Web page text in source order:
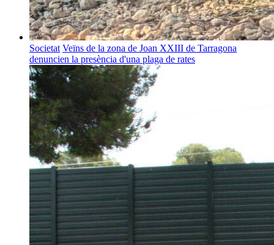
Societat Veïns de la zona de Joan XXIII de Tarragona
denuncien la presència d'una plaga de rates